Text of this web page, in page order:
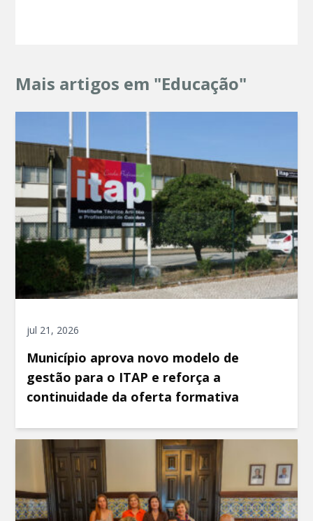
Mais artigos em "Educação"
jul 21, 2026
Município aprova novo modelo de
gestão para o ITAP e reforça a
continuidade da oferta formativa